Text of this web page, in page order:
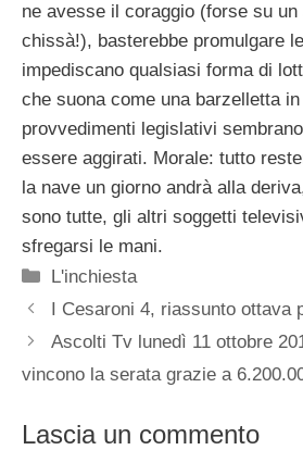
ne avesse il coraggio (forse su un
chissà!), basterebbe promulgare
impediscano qualsiasi forma di
che suona come una barzelletta
provvedimenti legislativi
essere aggirati. Morale: tutto
la nave un giorno andrà alla
sono tutte, gli altri soggetti
sfregarsi le mani.
Categorie
L'inchiesta
I Cesaroni 4, riassunto ottava
Ascolti Tv lunedì 11 ottobre
vincono la serata grazie a
Lascia un commento